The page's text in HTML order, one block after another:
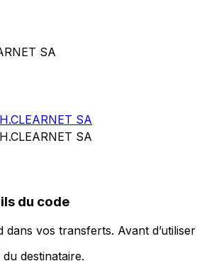
SA
SA
SA
du code
vos transferts. Avant
destinataire.